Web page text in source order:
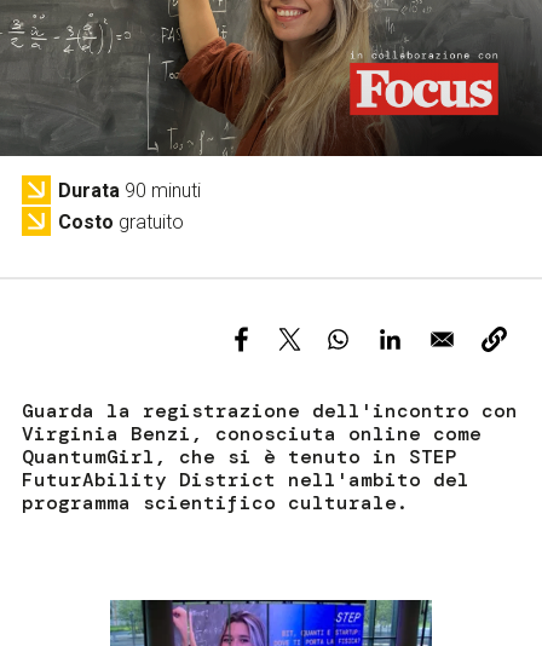
Servizi e accessibilità
Contatti
FAQ
Biglietti
Durata 90 minuti
Costo gratuito
Guarda la registrazione dell'incontro con
Virginia Benzi, conosciuta online come
QuantumGirl, che si è tenuto in STEP
FuturAbility District nell'ambito del
programma scientifico culturale.